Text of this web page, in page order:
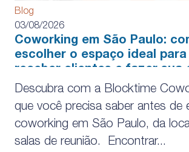
Blog
03/08/2026
Coworking em São Paulo:
escolher o espaço ideal
receber clientes e fazer sua
crescer
Descubra com a Blocktime
que você precisa saber antes de
coworking em São Paulo, da
salas de reunião. Encontrar...